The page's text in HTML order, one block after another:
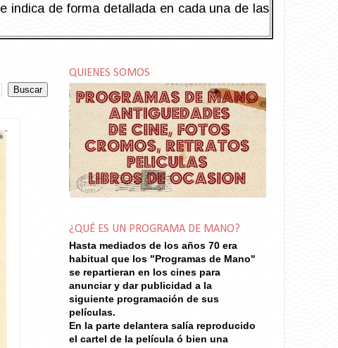
indica de forma detallada en cada una de las
QUIENES SOMOS
¿QUÉ ES UN PROGRAMA DE MANO?
Hasta mediados de los años 70 era
habitual que los "Programas de Mano"
se repartieran en los cines para
anunciar y dar publicidad a la
siguiente programación de sus
películas.
En la parte delantera salía reproducido
el cartel de la película ó bien una